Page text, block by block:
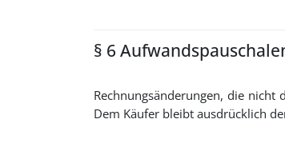
§ 6
Rechnungsänderungen, die
Dem Käufer bleibt ausdrücklich